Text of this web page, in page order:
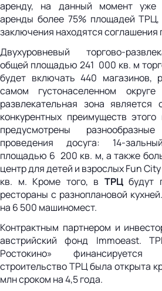
аренду, на данный момент уже
аренды более 75% площадей
заключения находятся соглашения
Двухуровневый торгово-
общей площадью 241 000 кв. м
будет включать 440
самом густонаселенном
развлекательная зона
конкурентных преимуществ
предусмотрены
проведения досуга: 14-
площадью 6 200 кв. м, а также
центр для детей и взрослых Fun
кв. м. Кроме того, в ТРЦбудут
рестораны с разноплановой
на 6 500 машиномест.
Контрактным партнером и
австрийский фонд Immoeast.
Ростокино»
строительство ТРЦ была открыта
млн сроком на 4,5 года.